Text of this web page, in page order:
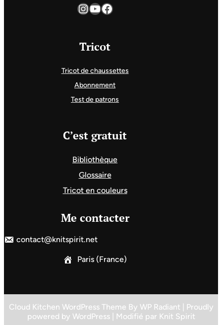
InstagramYouTube Facebook
Tricot
Tricot de chaussettes
Abonnement
Test de patrons
C’est gratuit
Bibliothèque
Glossaire
Tricot en couleurs
Me contacter
contact@knitspirit.net
Paris (France)
Cloud Kitchen WordPress Theme By WP Radiant | Proudly
powered by WordPress| Modifié par Knit Spirit